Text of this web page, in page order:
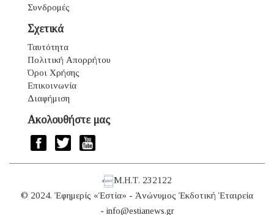
Συνδρομές
Σχετικά
Ταυτότητα
Πολιτική Απορρήτου
Όροι Χρήσης
Επικοινωνία
Διαφήμιση
Ακολουθήστε μας
Μ.Η.Τ. 232122
© 2024. Ἐφημερίς «Ἑστία» - Ἀνώνυμος Ἐκδοτική Ἑταιρεία
- info@estianews.gr